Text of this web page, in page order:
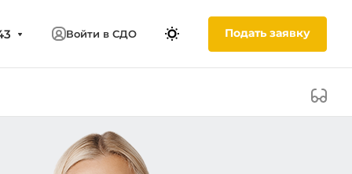
Войти в СДО Подать заявку